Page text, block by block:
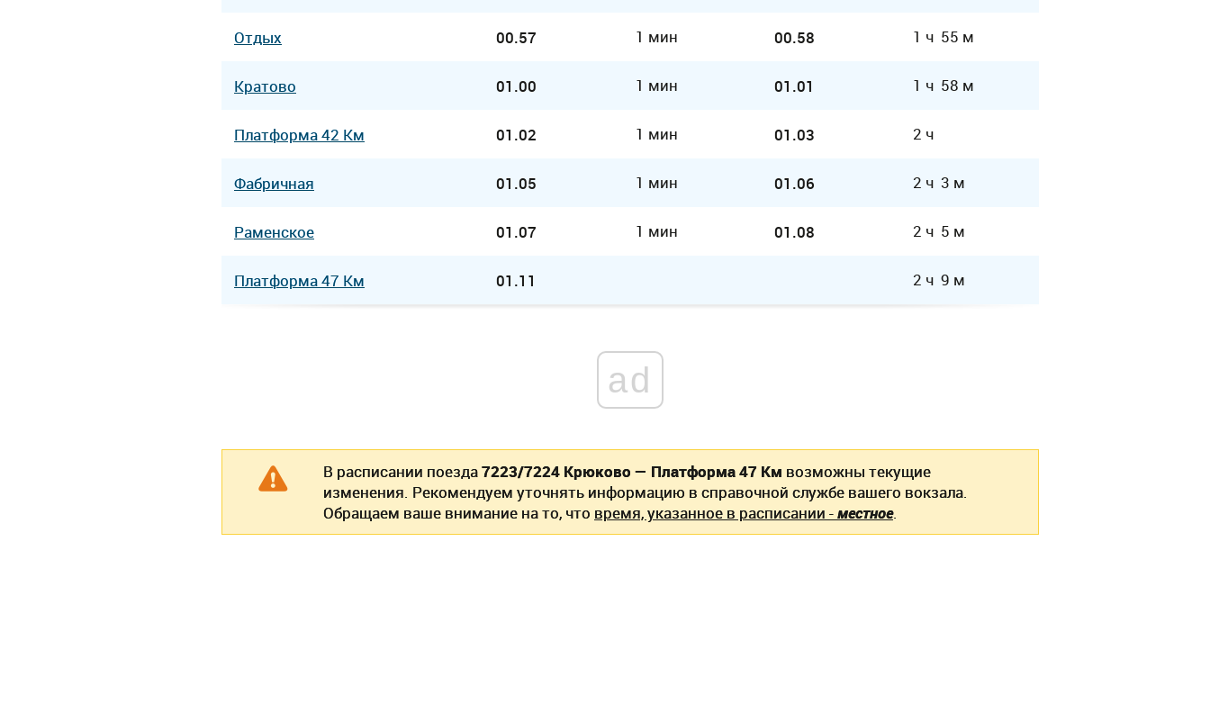
Отдых 00.57 1 мин 00.58 1 ч 55 м
Кратово 01.00 1 мин 01.01 1 ч 58 м
Платформа 42 Км 01.02 1 мин 01.03 2 ч
Фабричная 01.05 1 мин 01.06 2 ч 3 м
Раменское 01.07 1 мин 01.08 2 ч 5 м
Платформа 47 Км 01.11 2 ч 9 м
ad
В расписании поезда7223/7224 Крюково — Платформа 47 Км возможны текущие
изменения. Рекомендуем уточнять информацию в справочной службе вашего вокзала.
Обращаем ваше внимание на то, что время, указанное в расписании -местное.